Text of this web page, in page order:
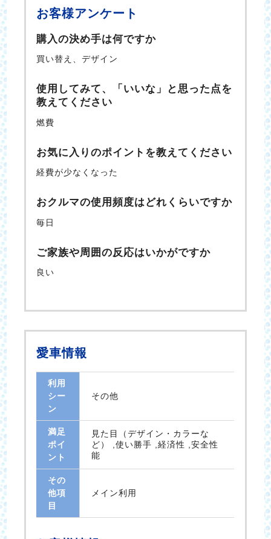
お客様アンケート
購入の決め手は何ですか
買い替え、デザイン
使用してみて、「いいな」と思った点を
教えてください
燃費
お気に入りのポイントを教えてください
経費が少なくなった
おクルマの使用頻度はどれくらいですか
毎日
ご家族や周囲の反応はいかがですか
良い
愛車情報
利用
シー
ン
その他
満足
ポイ
ント
見た目（デザイン・カラーな
ど） ,使い勝手 ,経済性 ,安全性
能
その
他項
目
メイン利用